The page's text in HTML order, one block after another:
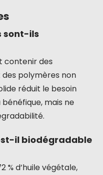
sont-ils
contenir des
polymères non
réduit le besoin
mais ne
il biodégradable
% d’huile végétale,